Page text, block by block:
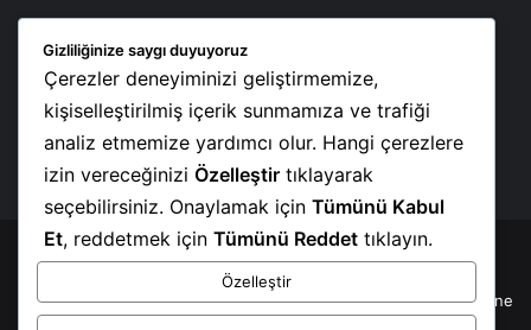
Users Today : 136
Total Users : 8355
Views Today : 217
Total views : 13647
(©) 2010 - 2026www.soztv.com.tr| Her hakkı mahfuzdur. |
Yayınlanan tüm makalelerde hukuki sorumluluk yazarların kendisine
Gizliliğinize saygı duyuyoruz
Çerezler deneyiminizi geliştirmemize,
kişiselleştirilmiş içerik sunmamıza ve trafiği
analiz etmemize yardımcı olur. Hangi çerezlere
izin vereceğinizi Özelleştir tıklayarak
seçebilirsiniz. Onaylamak için Tümünü Kabul
Et, reddetmek için Tümünü Reddet tıklayın.
Özelleştir